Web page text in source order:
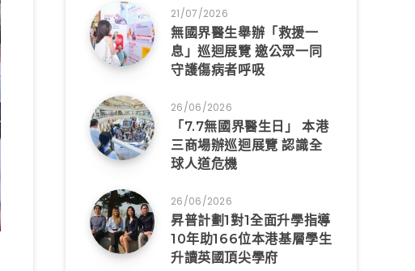
21/07/2026
無國界醫生舉辦「救援一
息」巡迴展覽 邀公眾一同
守護傷病者呼吸
26/06/2026
「7.7無國界醫生日」 本港
三商場辦巡迴展覽 認識全
球人道危機
26/06/2026
昇普計劃1對1全面升學指導
10年助166位本港基層學生
升讀英國頂尖學府